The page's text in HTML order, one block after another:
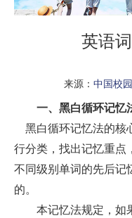
英语
来源： 中国校
一、黑白循环记忆
黑白循环记忆法的核
行分类，找出记忆重点
不同级别单词的先后记
的。
本记忆法规定，如